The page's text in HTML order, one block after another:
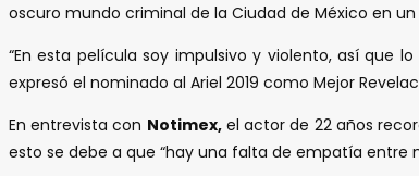
oscuro mundo criminal de la Ciudad de México en
“En esta película soy impulsivo y violento, así que
expresó el nominado al Ariel 2019 como Mejor
En entrevista con Notimex,el actor de 22 años
esto se debe a que “hay una falta de empatía entre